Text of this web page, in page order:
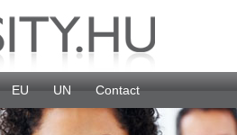
EU UN Contact